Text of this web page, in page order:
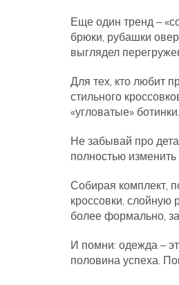
Еще один тренд –
брюки, рубашки
выглядел
Для тех, кто любит
стильного
«угловатые» ботинки.
Не забывай про
полностью
Собирая комплект,
кроссовки, слойную
более формально,
И помни: одежда –
половина успеха.